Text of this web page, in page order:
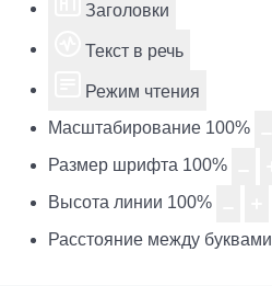
Заголовки
Текст в речь
Режим чтения
Масштабирование 100%
Размер шрифта 100%
Высота линии 100%
Расстояние между буквами